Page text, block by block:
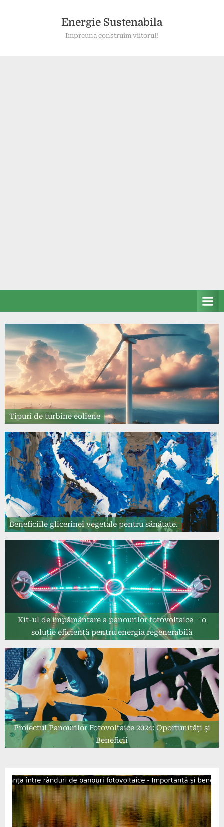
Energie Sustenabila
Impreuna construim viitorul!
Tipuri de turbine eoliene
Beneficiile glicerinei vegetale pentru sănătate.
Kit-ul de impământare a panourilor fotovoltaice – o
soluție eficientă pentru energia regenerabilă
Proiectul Panourilor Fotovoltaice 2024: Oportunități și
Beneficii